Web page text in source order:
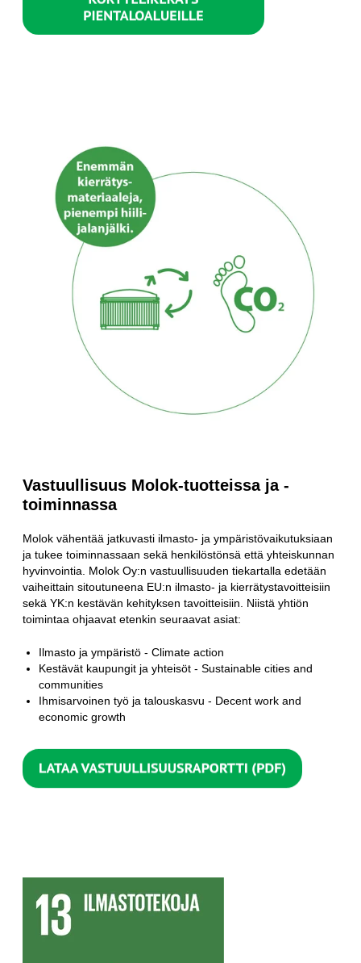
Vastuullisuus Molok-tuotteissa ja -
toiminnassa
Molok vähentää jatkuvasti ilmasto- ja ympäristövaikutuksiaan
ja tukee toiminnassaan sekä henkilöstönsä että yhteiskunnan
hyvinvointia. Molok Oy:n vastuullisuuden tiekartalla edetään
vaiheittain sitoutuneena EU:n ilmasto- ja kierrätystavoitteisiin
sekä YK:n kestävän kehityksen tavoitteisiin. Niistä yhtiön
toimintaa ohjaavat etenkin seuraavat asiat:
Ilmasto ja ympäristö - Climate action
Kestävät kaupungit ja yhteisöt - Sustainable cities and
communities
Ihmisarvoinen työ ja talouskasvu - Decent work and
economic growth